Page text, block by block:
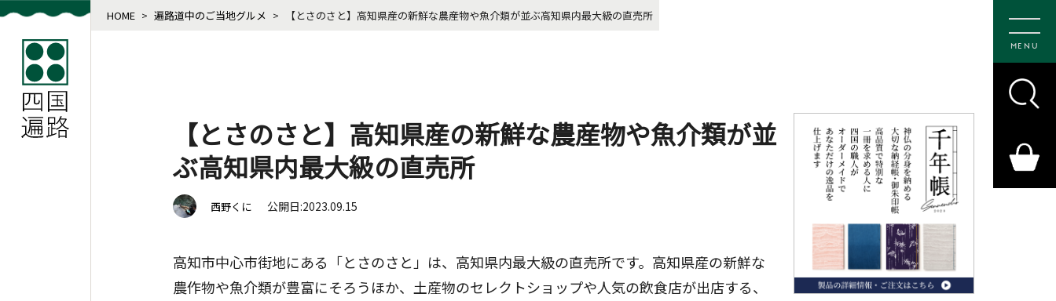
MENU
HOME > 遍路道中のご当地グルメ > 【とさのさと】高知県産の新鮮な農産物や魚介類が並ぶ高知県内最大級の直売所
【とさのさと】高知県産の新鮮な農産物や魚介類が並
ぶ高知県内最大級の直売所
西野くに 公開日:2023.09.15
高知市中心市街地にある「とさのさと」は、高知県内最大級の直売所です。高知県産の新鮮な
農作物や魚介類が豊富にそろうほか、土産物のセレクトショップや人気の飲食店が出店する、